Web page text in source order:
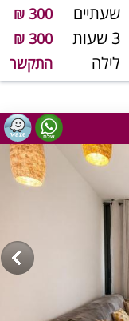
שעתיים 300 ₪
3 שעות 300 ₪
לילה התקשר